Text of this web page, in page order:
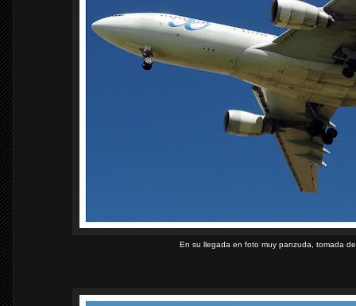
En su llegada en foto muy panzuda, tomada